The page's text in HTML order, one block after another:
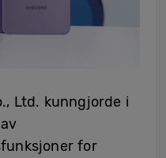
Ltd. kunngjorde i
for